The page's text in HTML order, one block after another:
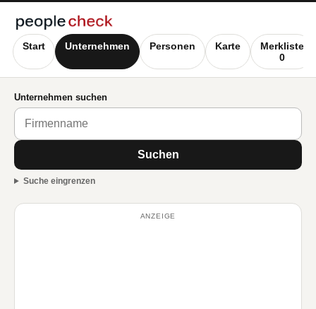
Start Unternehmen Personen Karte
Merkliste
0
Unternehmen suchen
Suchen
Suche eingrenzen
ANZEIGE